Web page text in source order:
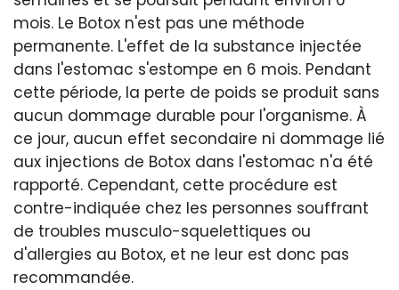
mois. Le Botox n'est pas une méthode
permanente. L'effet de la substance injectée
dans l'estomac s'estompe en 6 mois. Pendant
cette période, la perte de poids se produit sans
aucun dommage durable pour l'organisme. À
ce jour, aucun effet secondaire ni dommage lié
aux injections de Botox dans l'estomac n'a été
rapporté. Cependant, cette procédure est
contre-indiquée chez les personnes souffrant
de troubles musculo-squelettiques ou
d'allergies au Botox, et ne leur est donc pas
recommandée.